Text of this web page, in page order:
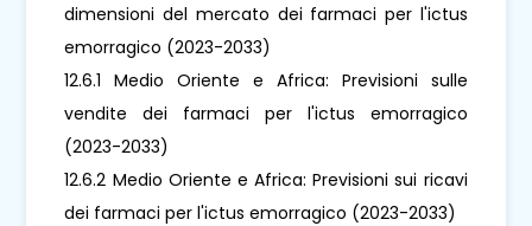
dimensioni del mercato dei farmaci per l'ictus
emorragico (2023-2033)
12.6.1 Medio Oriente e Africa: Previsioni sulle
vendite dei farmaci per l'ictus emorragico
(2023-2033)
12.6.2 Medio Oriente e Africa: Previsioni sui ricavi
dei farmaci per l'ictus emorragico (2023-2033)